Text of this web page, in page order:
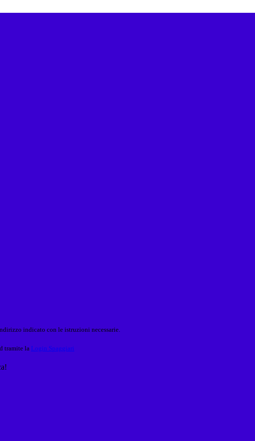
indicato con le istruzioni necessarie.
tramite la Login Spaggiari